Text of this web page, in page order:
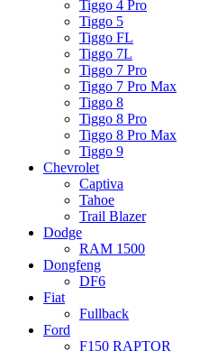
Tiggo 4 Pro
Tiggo 5
Tiggo FL
Tiggo 7L
Tiggo 7 Pro
Tiggo 7 Pro Max
Tiggo 8
Tiggo 8 Pro
Tiggo 8 Pro Max
Tiggo 9
Chevrolet
Captiva
Tahoe
Trail Blazer
Dodge
RAM 1500
Dongfeng
DF6
Fiat
Fullback
Ford
F150 RAPTOR